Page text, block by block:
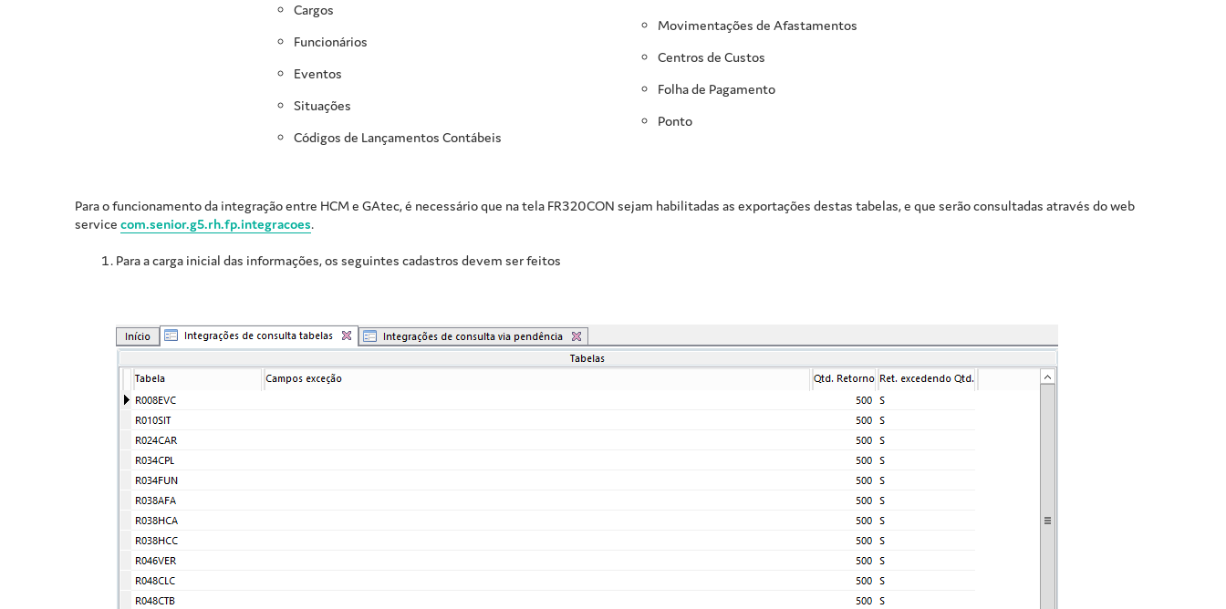
Cargos
Funcionários
Eventos
Situações
Códigos de Lançamentos Contábeis
Movimentações de Afastamentos
Centros de Custos
Folha de Pagamento
Ponto
Para o funcionamento da integração entre HCM e GAtec, é necessário que na tela FR320CON sejam habilitadas as exportações destas tabelas, e que serão consultadas através do web
service com.senior.g5.rh.fp.integracoes.
Para a carga inicial das informações, os seguintes cadastros devem ser feitos